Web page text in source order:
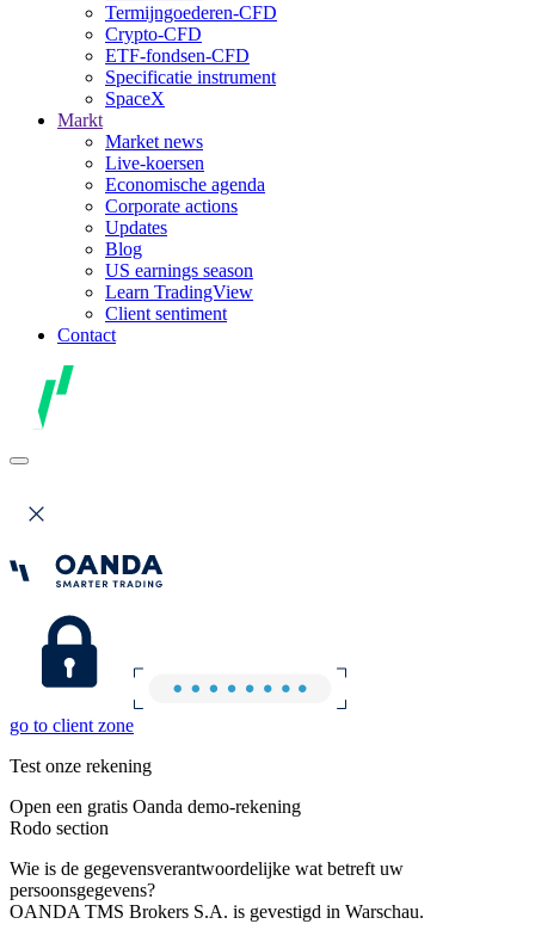
Termijngoederen-CFD
Crypto-CFD
ETF-fondsen-CFD
Specificatie instrument
SpaceX
Markt
Market news
Live-koersen
Economische agenda
Corporate actions
Updates
Blog
US earnings season
Learn TradingView
Client sentiment
Contact
go to client zone
Test onze rekening
Open een gratis Oanda demo-rekening
Rodo section
Wie is de gegevensverantwoordelijke wat betreft uw
persoonsgegevens?
OANDA TMS Brokers S.A. is gevestigd in Warschau.